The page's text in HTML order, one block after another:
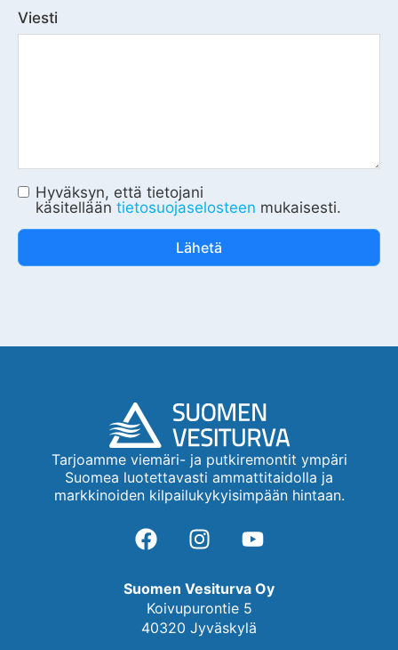
Viesti
Hyväksyn, että tietojani
käsitellään tietosuojaselosteen mukaisesti.
Lähetä
Tarjoamme viemäri- ja putkiremontit ympäri
Suomea luotettavasti ammattitaidolla ja
markkinoiden kilpailukykyisimpään hintaan.
Suomen Vesiturva Oy
Koivupurontie 5
40320 Jyväskylä